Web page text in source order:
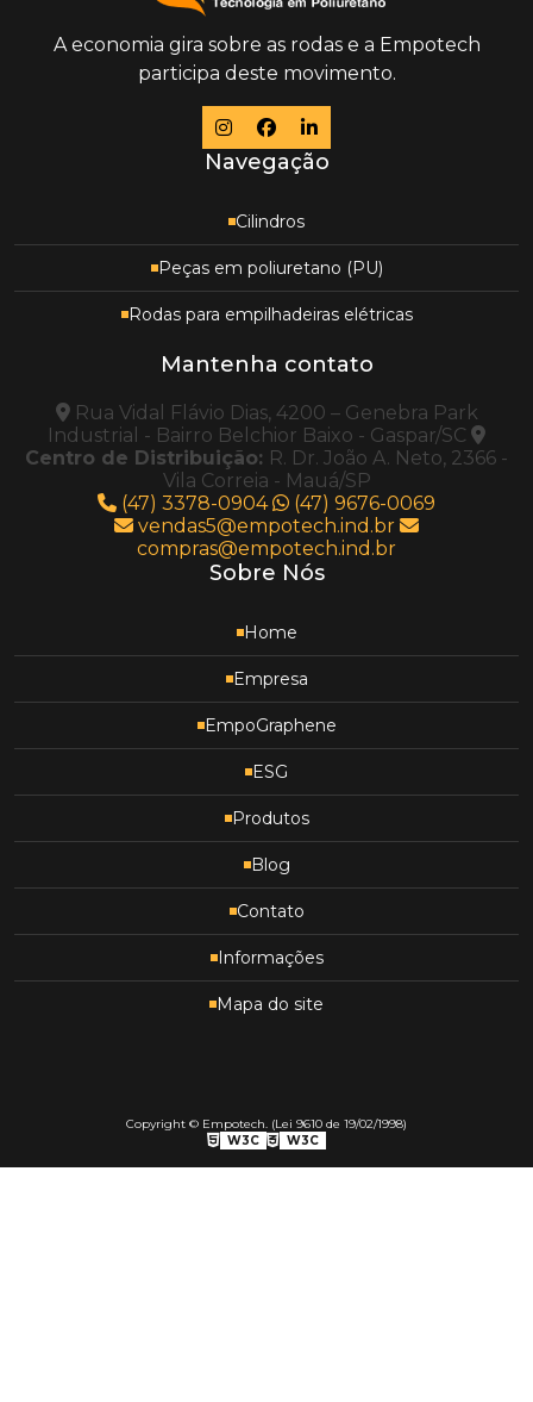
A economia gira sobre as rodas e a Empotech
participa deste movimento.
Navegação
Cilindros
Peças em poliuretano (PU)
Rodas para empilhadeiras elétricas
Mantenha contato
Rua Vidal Flávio Dias, 4200 – Genebra Park
Industrial - Bairro Belchior Baixo - Gaspar/SC
Centro de Distribuição: R. Dr. João A. Neto, 2366 -
Vila Correia - Mauá/SP
(47) 3378-0904
(47) 9676-0069
vendas5@empotech.ind.br
compras@empotech.ind.br
Sobre Nós
Home
Empresa
EmpoGraphene
ESG
Produtos
Blog
Contato
Informações
Mapa do site
Copyright © Empotech. (Lei 9610 de 19/02/1998)
W3C
W3C